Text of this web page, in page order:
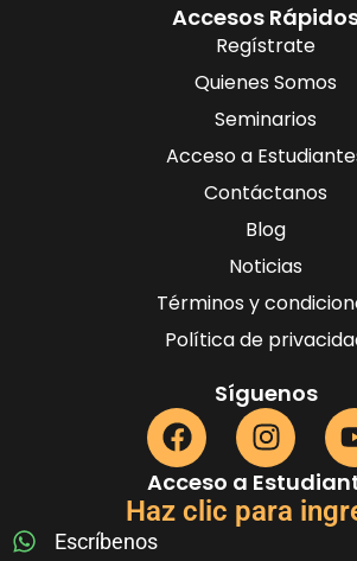
Accesos
Regístrate
Quienes Somos
Seminarios
Acceso a
Contáctanos
Blog
Noticias
Términos y
Política de
Síguenos
Acceso a
Haz clic para
Escríbenos